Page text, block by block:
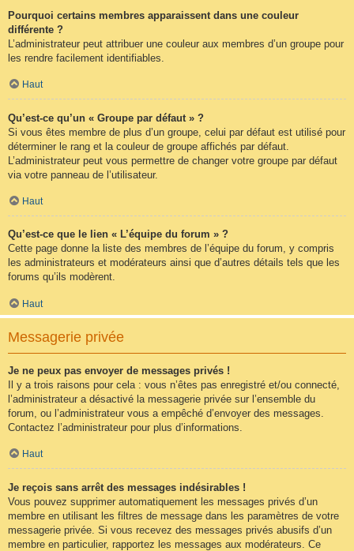
Pourquoi certains membres apparaissent dans une couleur
différente ?
L’administrateur peut attribuer une couleur aux membres d’un groupe pour
les rendre facilement identifiables.
Haut
Qu’est-ce qu’un « Groupe par défaut » ?
Si vous êtes membre de plus d’un groupe, celui par défaut est utilisé pour
déterminer le rang et la couleur de groupe affichés par défaut.
L’administrateur peut vous permettre de changer votre groupe par défaut
via votre panneau de l’utilisateur.
Haut
Qu’est-ce que le lien « L’équipe du forum » ?
Cette page donne la liste des membres de l’équipe du forum, y compris
les administrateurs et modérateurs ainsi que d’autres détails tels que les
forums qu’ils modèrent.
Haut
Messagerie privée
Je ne peux pas envoyer de messages privés !
Il y a trois raisons pour cela : vous n’êtes pas enregistré et/ou connecté,
l’administrateur a désactivé la messagerie privée sur l’ensemble du
forum, ou l’administrateur vous a empêché d’envoyer des messages.
Contactez l’administrateur pour plus d’informations.
Haut
Je reçois sans arrêt des messages indésirables !
Vous pouvez supprimer automatiquement les messages privés d’un
membre en utilisant les filtres de message dans les paramètres de votre
messagerie privée. Si vous recevez des messages privés abusifs d’un
membre en particulier, rapportez les messages aux modérateurs. Ce